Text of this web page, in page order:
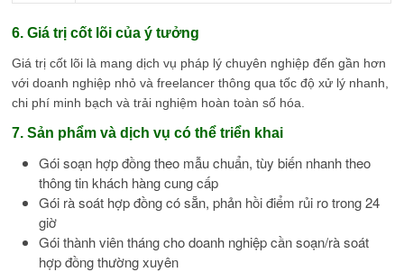
6. Giá trị cốt lõi của ý tưởng
Giá trị cốt lõi là mang dịch vụ pháp lý chuyên nghiệp đến gần hơn
với doanh nghiệp nhỏ và freelancer thông qua tốc độ xử lý nhanh,
chi phí minh bạch và trải nghiệm hoàn toàn số hóa.
7. Sản phẩm và dịch vụ có thể triển khai
Gói soạn hợp đồng theo mẫu chuẩn, tùy biến nhanh theo
thông tin khách hàng cung cấp
Gói rà soát hợp đồng có sẵn, phản hồi điểm rủi ro trong 24
giờ
Gói thành viên tháng cho doanh nghiệp cần soạn/rà soát
hợp đồng thường xuyên